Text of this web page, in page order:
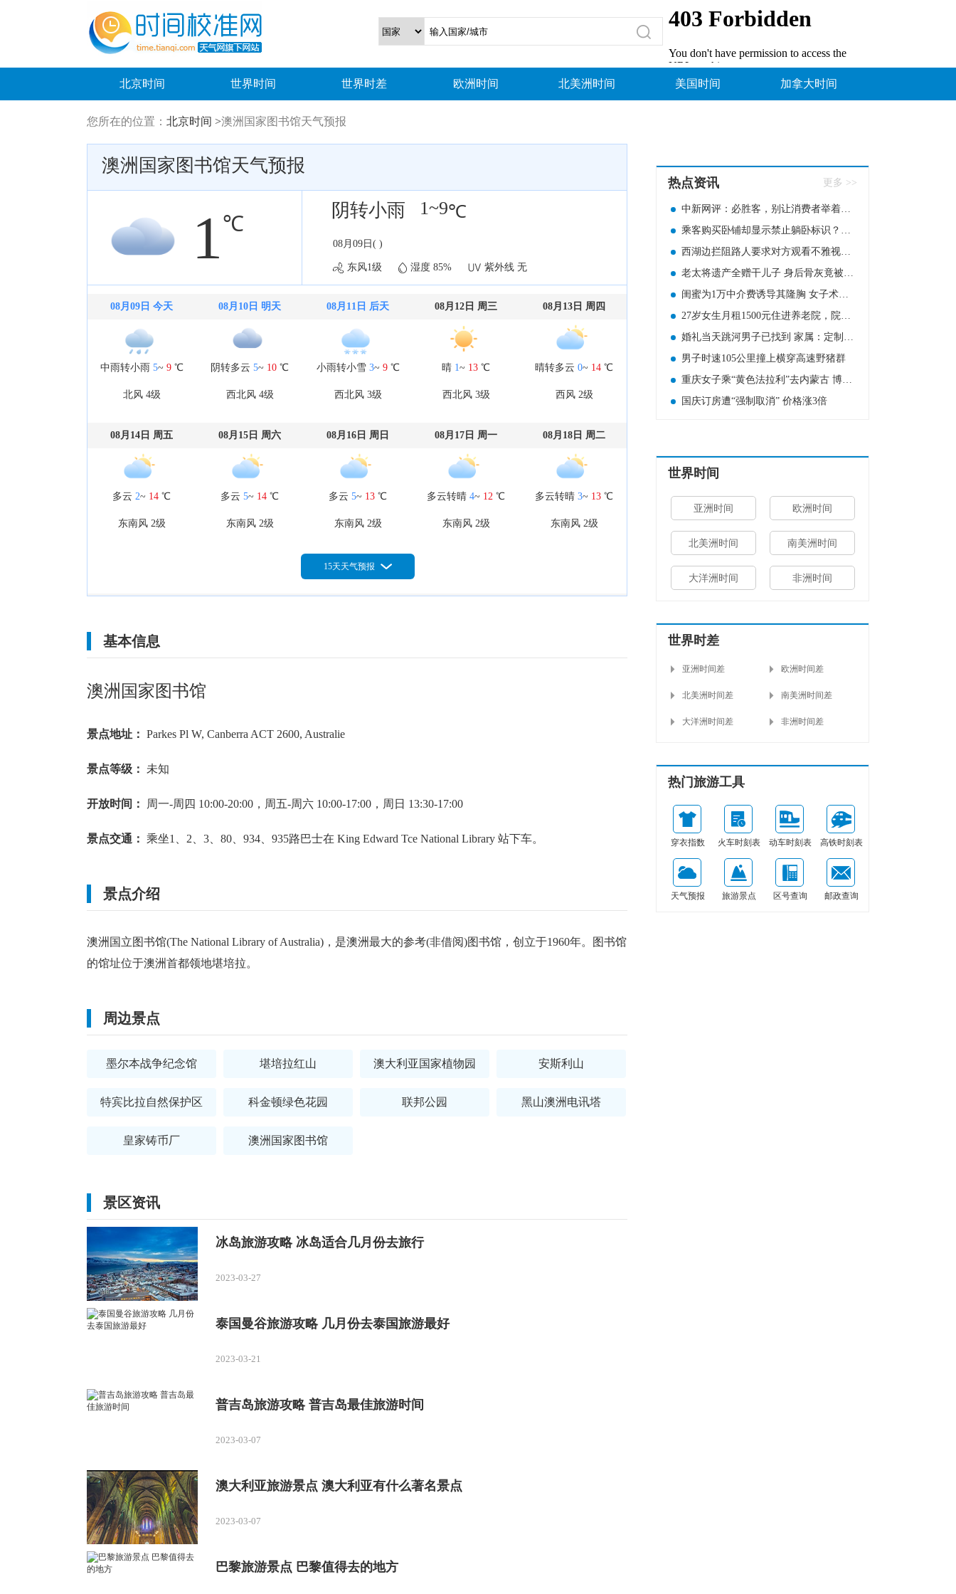
北京时间 世界时间 世界时差 欧洲时间 北美洲时间 美国时间 加拿大时间
您所在的位置： 北京时间 >澳洲国家图书馆天气预报
澳洲国家图书馆天气预报
1℃
阴转小雨 1~9℃
08月09日( )
东风1级 湿度 85% 紫外线 无
08月09日 今天
中雨转小雨 5~ 9℃
北风 4级
08月10日 明天
阴转多云 5~ 10 ℃
西北风 4级
08月11日 后天
小雨转小雪 3~ 9℃
西北风 3级
08月12日 周三
晴 1~ 13 ℃
西北风 3级
08月13日 周四
晴转多云 0~ 14 ℃
西风 2级
08月14日 周五
多云 2~ 14 ℃
东南风 2级
08月15日 周六
多云 5~ 14 ℃
东南风 2级
08月16日 周日
多云 5~ 13 ℃
东南风 2级
08月17日 周一
多云转晴 4~ 12 ℃
东南风 2级
08月18日 周二
多云转晴 3~ 13 ℃
东南风 2级
15天天气预报
东风 2级
基本信息
澳洲国家图书馆
景点地址： Parkes Pl W, Canberra ACT 2600, Australie
景点等级： 未知
开放时间： 周一-周四 10:00-20:00，周五-周六 10:00-17:00，周日 13:30-17:00
景点交通： 乘坐1、2、3、80、934、935路巴士在 King Edward Tce National Library 站下车。
景点介绍
澳洲国立图书馆(The National Library of Australia)，是澳洲最大的参考(非借阅)图书馆，创立于1960年。图书馆
的馆址位于澳洲首都领地堪培拉。
周边景点
墨尔本战争纪念馆 堪培拉红山 澳大利亚国家植物园 安斯利山
特宾比拉自然保护区 科金顿绿色花园 联邦公园 黑山澳洲电讯塔
皇家铸币厂 澳洲国家图书馆
景区资讯
冰岛旅游攻略 冰岛适合几月份去旅行
2023-03-27
泰国曼谷旅游攻略 几月份去泰国旅游最好
2023-03-21
普吉岛旅游攻略 普吉岛最佳旅游时间
2023-03-07
澳大利亚旅游景点 澳大利亚有什么著名景点
2023-03-07
巴黎旅游景点 巴黎值得去的地方
热点资讯 更多 >>
中新网评：必胜客，别让消费者举着放大镜吃饭
乘客购买卧铺却显示禁止躺卧标识？12306回应
西湖边拦阻路人要求对方观看不雅视频！男网红被判七个月
老太将遗产全赠干儿子 身后骨灰竟被撒于山野
闺蜜为1万中介费诱导其隆胸 女子术后感染致左胸部分切除
27岁女生月租1500元住进养老院，院方回应
婚礼当天跳河男子已找到 家属：定制婚服上有新郎的名字
男子时速105公里撞上横穿高速野猪群
重庆女子乘“黄色法拉利”去内蒙古 博主:出租车回头率很高
国庆订房遭“强制取消” 价格涨3倍
世界时间
亚洲时间 欧洲时间
北美洲时间 南美洲时间
大洋洲时间 非洲时间
世界时差
亚洲时间差 欧洲时间差
北美洲时间差 南美洲时间差
大洋洲时间差 非洲时间差
热门旅游工具
穿衣指数 火车时刻表 动车时刻表 高铁时刻表
天气预报 旅游景点 区号查询 邮政查询